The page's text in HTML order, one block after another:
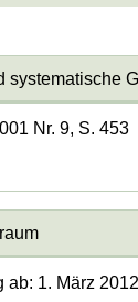
systematische
Nr. 9, S. 453
ab: 1. März 2012